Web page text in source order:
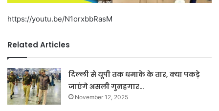
https://youtu.be/N1orxbbRasM
Related Articles
दिल्ली से यूपी तक धमाके के तार, क्या पकड़े
जाएंगे असली गुनहगार…
November 12, 2025